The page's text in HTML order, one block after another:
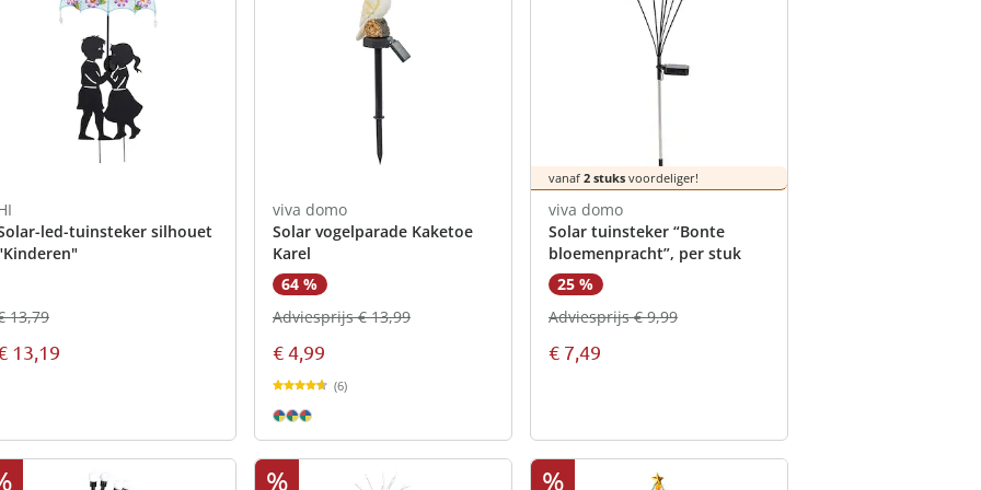
Geniale
kookaccessoires
Voorjaarsschoonmaak
nu ontdekken
Opberghulpen
nu ontdekken
Decoratieve artikelen
jetzt entdecken
viva domo -
Woontextiel
nu ontdekken
Tuindecoratie
nu ontdekken
Tuinartikelen
nu ontdekken
Schoenentrends
nu ontdekken
Seizoenswisseling
nu ontdekken
led-tuinsteker silhouet
13,79
13,19
viva domo
Solar vogelparade Kaketoe
Karel
64 %
€ 4,99
Adviesprijs € 13,99
(6)
vanaf 2 stuks voordeliger!
viva domo
Solar tuinsteker “Bonte
bloemenpracht”, per stuk
25 %
€ 7,49
Adviesprijs € 9,99
% %